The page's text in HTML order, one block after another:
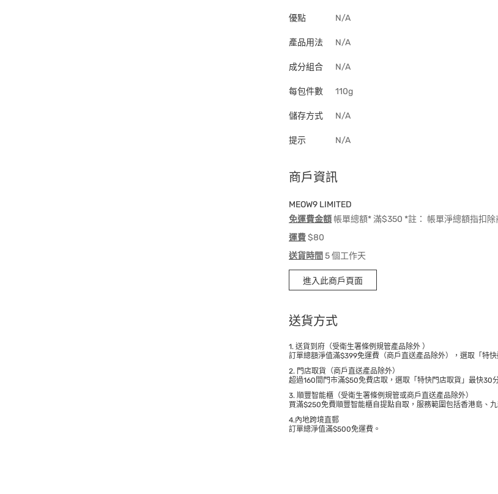
優點 N/A
產品用法 N/A
成分組合 N/A
每包件數 110g
儲存方式 N/A
提示 N/A
商戶資訊
MEOW9 LIMITED
免運費金額 帳單總額* 滿$350 *註： 帳單淨總額指扣
運費$80
送貨時間 5 個工作天
進入此商戶頁面
送貨方式
1. 送貨到府（受衛生署條例規管產品除外 ）
訂單總額淨值滿$399免運費（商戶直送產品除外），選取「特
2. 門店取貨（商戶直送產品除外）
超過160間門市滿$50免費店取，選取「特快門店取貨」最快30
3. 順豐智能櫃（受衛生署條例規管或商戶直送產品除外）
買滿$250免費順豐智能櫃自提點自取，服務範圍包括香港島、
4.內地跨境直郵
訂單總淨值滿$500免運費。